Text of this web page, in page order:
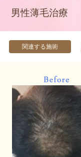
男性薄毛治療
関連する施術